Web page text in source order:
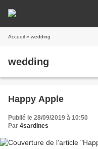
Accueil » wedding
wedding
Happy Apple
Publié le 28/09/2019 à 10:50
Par 4sardines